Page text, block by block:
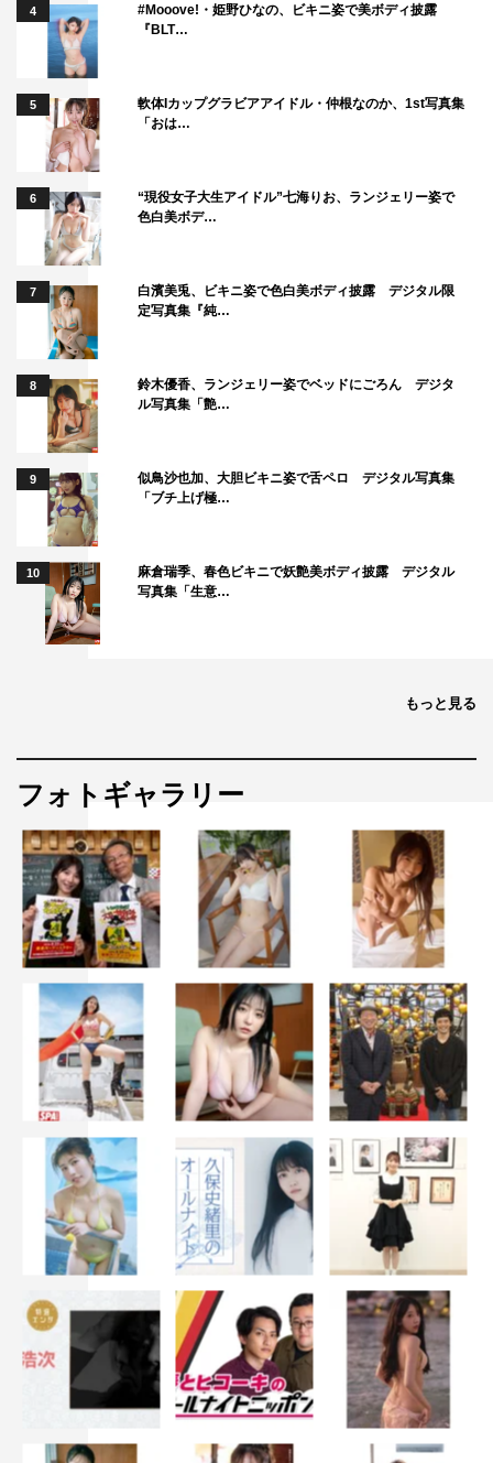
4
#Mooove!・姫野ひなの、ビキニ姿で美ボディ披露
『BLT…
5
軟体Iカップグラビアアイドル・仲根なのか、1st写真集
「おは…
6
“現役女子大生アイドル”七海りお、ランジェリー姿で
色白美ボデ…
7
白濱美兎、ビキニ姿で色白美ボディ披露 デジタル限
定写真集『純…
8
鈴木優香、ランジェリー姿でベッドにごろん デジタ
ル写真集「艶…
9
似鳥沙也加、大胆ビキニ姿で舌ペロ デジタル写真集
「ブチ上げ極…
10
麻倉瑞季、春色ビキニで妖艶美ボディ披露 デジタル
写真集「生意…
もっと見る
フォトギャラリー